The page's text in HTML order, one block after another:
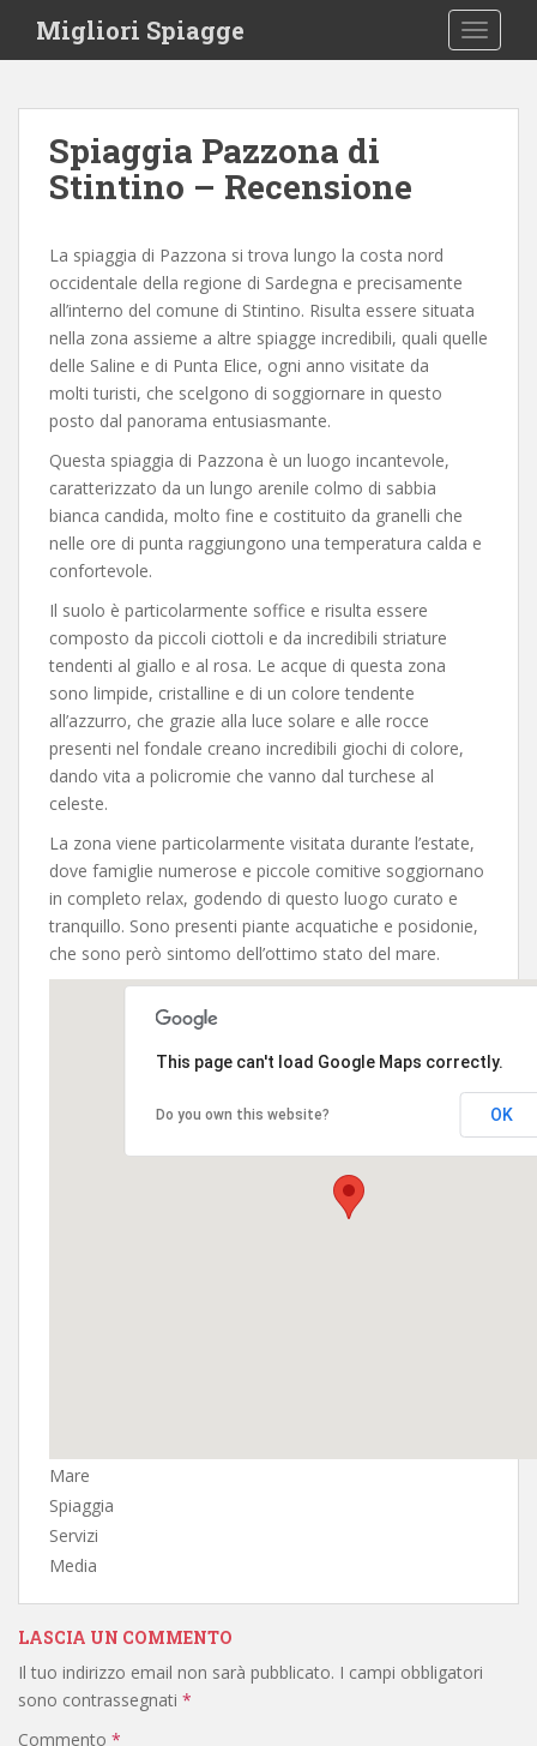
i
Migliori Spiagge
Spiaggia Pazzona di
Stintino – Recensione
La spiaggia di Pazzona si trova lungo la costa nord
occidentale della regione di Sardegna e precisamente
all’interno del comune di Stintino. Risulta essere situata
nella zona assieme a altre spiagge incredibili, quali quelle
delle Saline e di Punta Elice, ogni anno visitate da
molti turisti, che scelgono di soggiornare in questo
posto dal panorama entusiasmante.
Questa spiaggia di Pazzona è un luogo incantevole,
caratterizzato da un lungo arenile colmo di sabbia
bianca candida, molto fine e costituito da granelli che
nelle ore di punta raggiungono una temperatura calda e
confortevole.
Il suolo è particolarmente soffice e risulta essere
composto da piccoli ciottoli e da incredibili striature
tendenti al giallo e al rosa. Le acque di questa zona
sono limpide, cristalline e di un colore tendente
all’azzurro, che grazie alla luce solare e alle rocce
presenti nel fondale creano incredibili giochi di colore,
dando vita a policromie che vanno dal turchese al
celeste.
La zona viene particolarmente visitata durante l’estate,
dove famiglie numerose e piccole comitive soggiornano
in completo relax, godendo di questo luogo curato e
tranquillo. Sono presenti piante acquatiche e posidonie,
che sono però sintomo dell’ottimo stato del mare.
This page can't load Google Maps correctly.
Do you own this website? OK
Mare
Spiaggia
Servizi
Media
LASCIA UN COMMENTO
Il tuo indirizzo email non sarà pubblicato. I campi obbligatori
sono contrassegnati *
Commento *